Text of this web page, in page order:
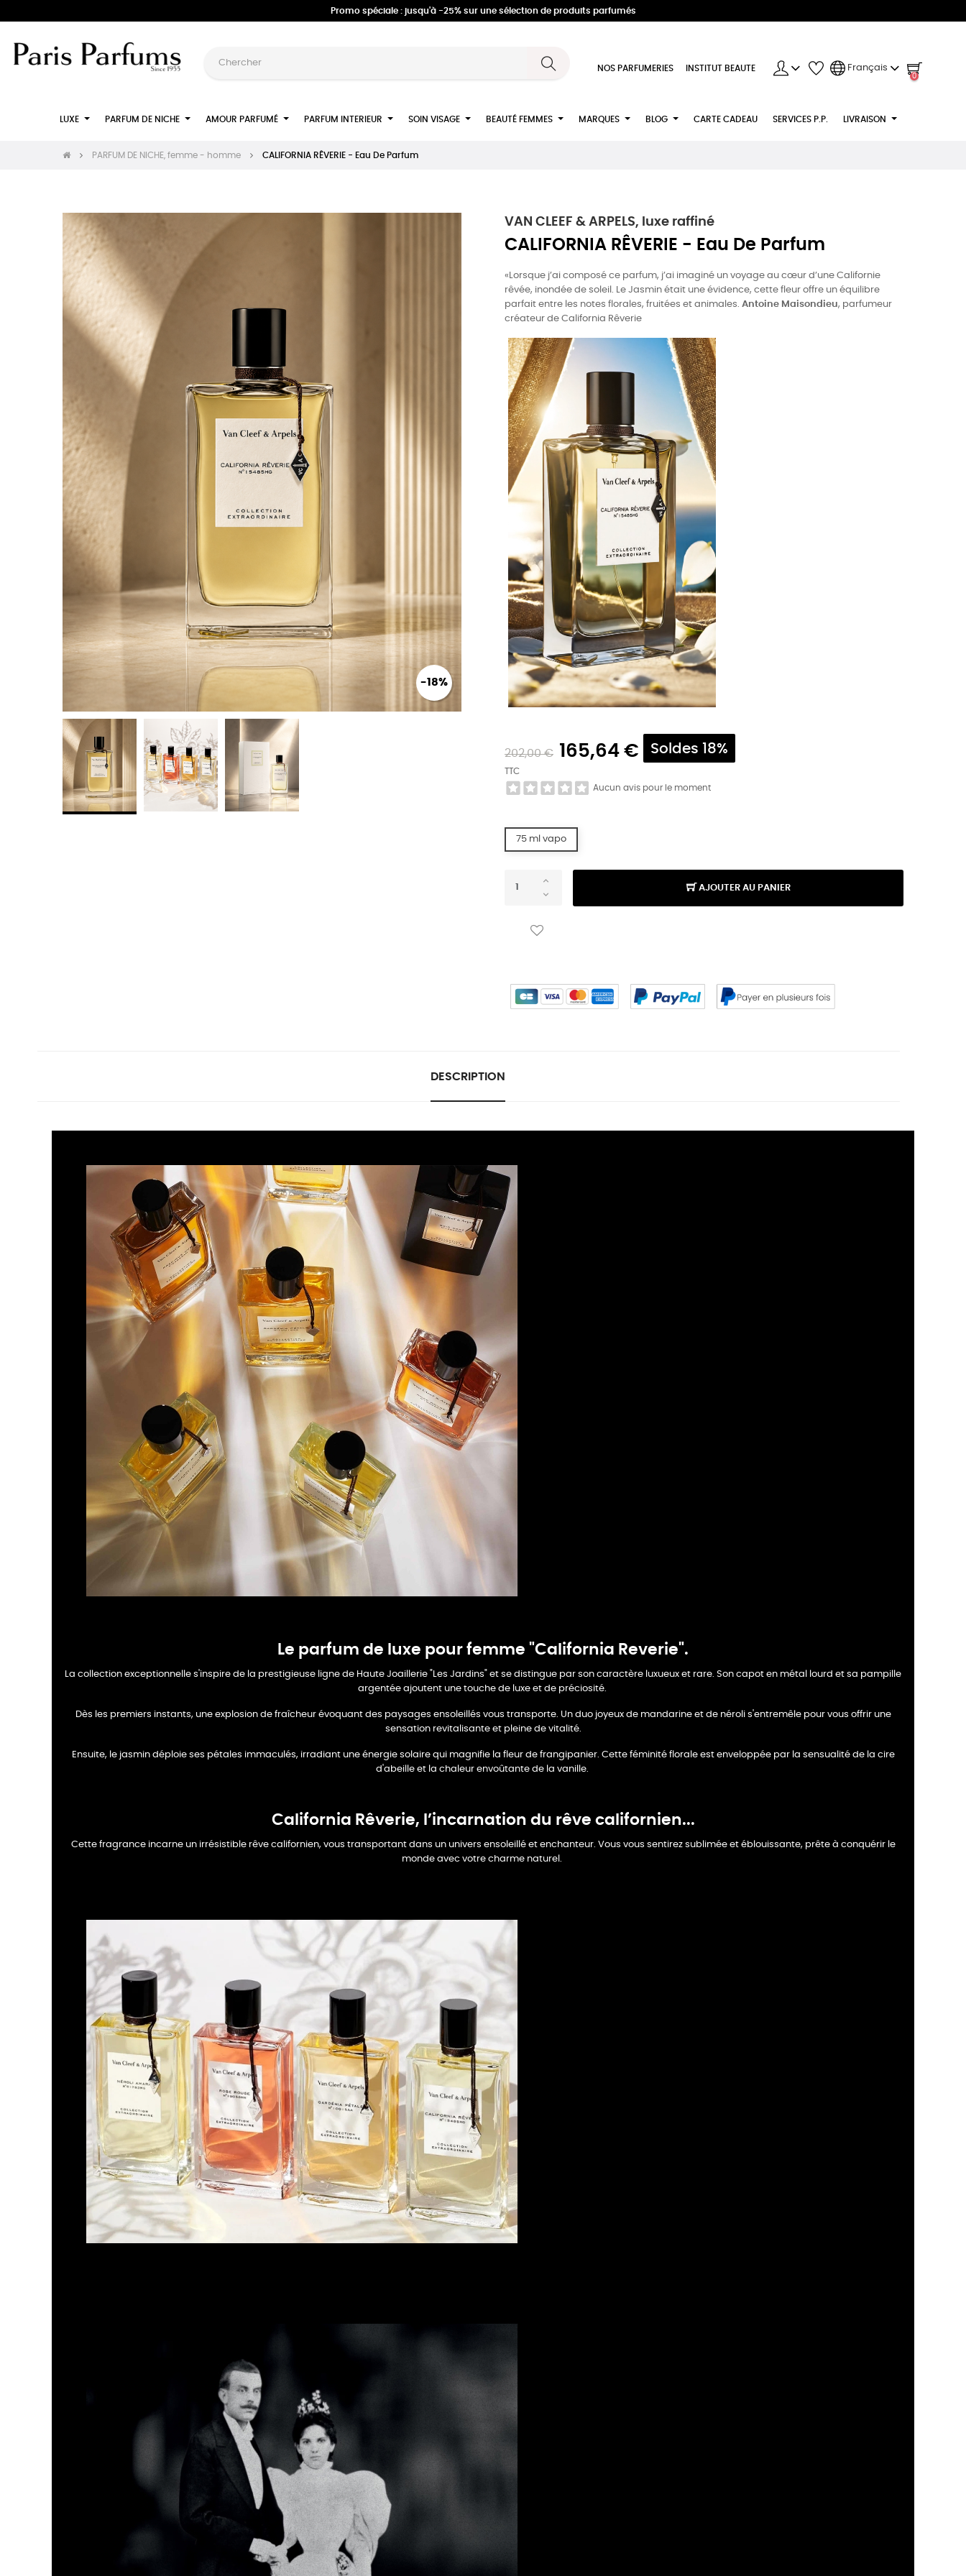
Promo spéciale : jusqu'à -25% sur une sélection de produits parfumés
NOS PARFUMERIES INSTITUT BEAUTE Français
0
LUXE PARFUM DE NICHE AMOUR PARFUMÉ PARFUM INTERIEUR SOIN VISAGE BEAUTÉ FEMMES MARQUES BLOG CARTE CADEAU SERVICES P.P. LIVRAISON
PARFUM DE NICHE, femme - homme CALIFORNIA RÊVERIE - Eau De Parfum
-18%
VAN CLEEF & ARPELS, luxe raffiné
CALIFORNIA RÊVERIE - Eau De Parfum
«Lorsque j’ai composé ce parfum, j’ai imaginé un voyage au cœur d’une Californie
rêvée, inondée de soleil. Le Jasmin était une évidence, cette fleur offre un équilibre
parfait entre les notes florales, fruitées et animales. Antoine Maisondieu, parfumeur
créateur de California Rêverie
202,00 € 165,64 € Soldes 18%
TTC
Aucun avis pour le moment
75 ml vapo
AJOUTER AU PANIER
DESCRIPTION
Le parfum de luxe pour femme "California Reverie".
La collection exceptionnelle s'inspire de la prestigieuse ligne de Haute Joaillerie "Les Jardins" et se distingue par son caractère luxueux et rare. Son capot en métal lourd et sa pampille
argentée ajoutent une touche de luxe et de préciosité.
Dès les premiers instants, une explosion de fraîcheur évoquant des paysages ensoleillés vous transporte. Un duo joyeux de mandarine et de néroli s'entremêle pour vous offrir une
sensation revitalisante et pleine de vitalité.
Ensuite, le jasmin déploie ses pétales immaculés, irradiant une énergie solaire qui magnifie la fleur de frangipanier. Cette féminité florale est enveloppée par la sensualité de la cire
d'abeille et la chaleur envoûtante de la vanille.
California Rêverie, l’incarnation du rêve californien...
Cette fragrance incarne un irrésistible rêve californien, vous transportant dans un univers ensoleillé et enchanteur. Vous vous sentirez sublimée et éblouissante, prête à conquérir le
monde avec votre charme naturel.